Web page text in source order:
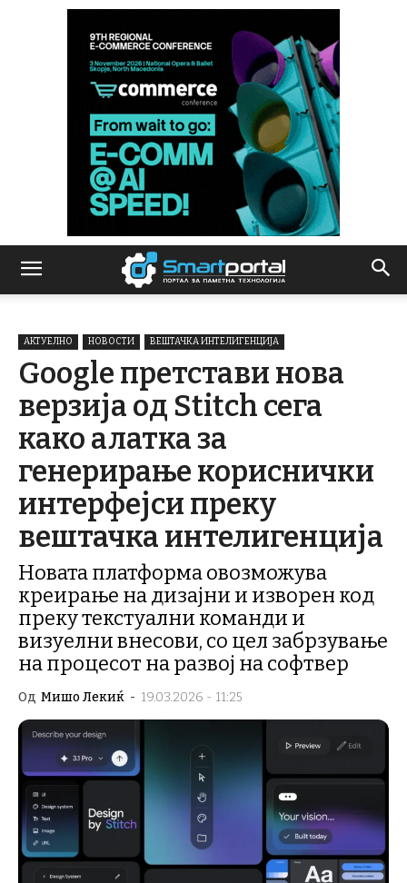
АКТУЕЛНО НОВОСТИ ВЕШТАЧКА ИНТЕЛИГЕНЦИЈА
Google претстави нова
верзија од Stitch сега
како алатка за
генерирање кориснички
интерфејси преку
вештачка интелигенција
Новата платформа овозможува
креирање на дизајни и изворен код
преку текстуални команди и
визуелни внесови, со цел забрзување
на процесот на развој на софтвер
Од Мишо Лекиќ - 19.03.2026 - 11:25